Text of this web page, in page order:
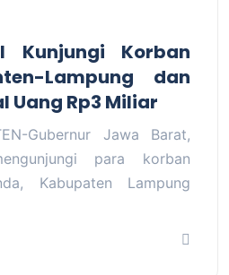
Kunjungi Korban
Lampung dan
Uang Rp3 Miliar
Gubernur Jawa Barat,
para korban
Kabupaten Lampung